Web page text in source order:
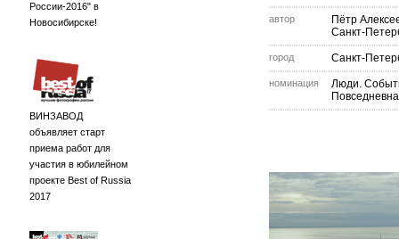
России-2016" в
Новосибирске!
ВИНЗАВОД
объявляет старт
приема работ для
участия в юбилейном
проекте Best of Russia
2017
автор
Пётр
Санкт-
город Санкт-
номинация
Люди.